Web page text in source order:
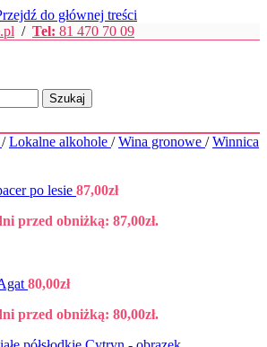
do głównej treści
/ Tel: 81 470 70 09
Szukaj
/ Lokalne alkohole / Wina gronowe / Winnica
po lesie 87,00zł
przed obniżką: 87,00zł.
80,00zł
przed obniżką: 80,00zł.